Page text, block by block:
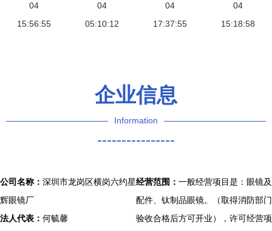
销钛制品重
获新生
04
15:56:55
团购上线
（发明者倾
04
05:10:12
域的革新者
04
17:37:55
能卡口与钛
制品眼镜
04
15:18:58
企业信息
Information
----------------
公司名称： 深圳市龙岗区横岗六约星
辉眼镜厂
法人代表： 何毓馨
经营范围： 一般经营项目是：眼镜及
配件、钛制品眼镜。（取得消防部门
验收合格后方可开业），许可经营项